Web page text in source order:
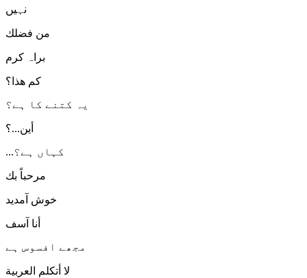
نہیں
من فضلك
براہ کرم
كم هذا؟
یہ کتنے کا ہے؟
أين...؟
...کہاں ہے؟
مرحباً بك
خوش آمدید
أنا آسف
مجھے افسوس ہے
لا أتكلم العربية